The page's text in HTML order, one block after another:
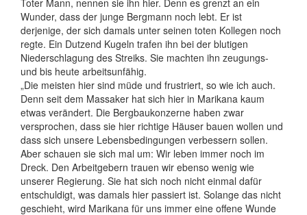
Toter Mann, nennen sie ihn hier. Denn es grenzt an ein
Wunder, dass der junge Bergmann noch lebt. Er ist
derjenige, der sich damals unter seinen toten Kollegen noch
regte. Ein Dutzend Kugeln trafen ihn bei der blutigen
Niederschlagung des Streiks. Sie machten ihn zeugungs-
und bis heute arbeitsunfähig.
„Die meisten hier sind müde und frustriert, so wie ich auch.
Denn seit dem Massaker hat sich hier in Marikana kaum
etwas verändert. Die Bergbaukonzerne haben zwar
versprochen, dass sie hier richtige Häuser bauen wollen und
dass sich unsere Lebensbedingungen verbessern sollen.
Aber schauen sie sich mal um: Wir leben immer noch im
Dreck. Den Arbeitgebern trauen wir ebenso wenig wie
unserer Regierung. Sie hat sich noch nicht einmal dafür
entschuldigt, was damals hier passiert ist. Solange das nicht
geschieht, wird Marikana für uns immer eine offene Wunde